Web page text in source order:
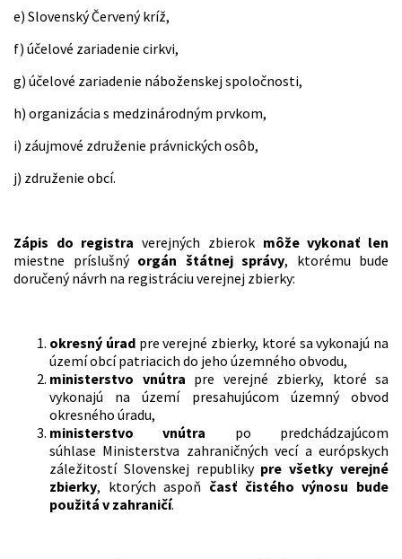
e) Slovenský Červený kríž,
f) účelové zariadenie cirkvi,
g) účelové zariadenie náboženskej spoločnosti,
h) organizácia s medzinárodným prvkom,
i) záujmové združenie právnických osôb,
j) združenie obcí.
Zápis do registra verejných zbierok môže vykonať len
miestne príslušný orgán štátnej správy, ktorému bude
doručený návrh na registráciu verejnej zbierky:
okresný úradpre verejné zbierky, ktoré sa vykonajú na
území obcí patriacich do jeho územného obvodu,
ministerstvo vnútra pre verejné zbierky, ktoré sa
vykonajú na území presahujúcom územný obvod
okresného úradu,
ministerstvo vnútra po predchádzajúcom
súhlase Ministerstva zahraničných vecí a európskych
záležitostí Slovenskej republiky pre všetky verejné
zbierky, ktorých aspoň časť čistého výnosu bude
použitá v zahraničí.